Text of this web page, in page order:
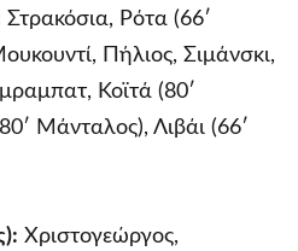
Στρακόσια, Ρότα (66′
Πήλιος, Σιμάνσκι,
Κοϊτά (80′
Μάνταλος), Λιβάι (66′
Χριστογεώργος,